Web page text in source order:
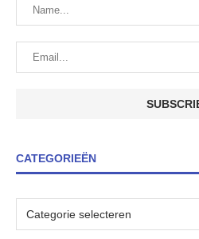
CATEGORIEËN